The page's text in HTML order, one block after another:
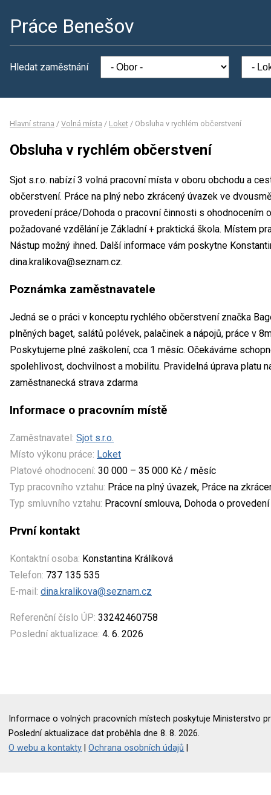
Práce Benešov
Hledat zaměstnání
Hlavní strana / Volná místa / Loket / Obsluha v rychlém občerstvení
Obsluha v rychlém občerstvení
Sjot s.r.o. nabízí 3 volná pracovní místa v oboru obchodu a
občerstvení. Práce na plný nebo zkrácený úvazek ve
provedení práce/Dohoda o pracovní činnosti s ohodnocením
požadované vzdělání je Základní + praktická škola. Místem
Nástup možný ihned. Další informace vám poskytne
dina.kralikova@seznam.cz.
Poznámka zaměstnavatele
Jedná se o práci v konceptu rychlého občerstvení značka
plněných baget, salátů polévek, palačinek a nápojů, práce v
Poskytujeme plné zaškolení, cca 1 měsíc. Očekáváme
spolehlivost, dochvilnost a mobilitu. Pravidelná úprava platu
zaměstnanecká strava zdarma
Informace o pracovním místě
Zaměstnavatel: Sjot s.r.o.
Místo výkonu práce: Loket
Platové ohodnocení: 30 000 – 35 000 Kč / měsíc
Typ pracovního vztahu: Práce na plný úvazek, Práce na
Typ smluvního vztahu: Pracovní smlouva, Dohoda o
První kontakt
Kontaktní osoba: Konstantina Králíková
Telefon: 737 135 535
E-mail: dina.kralikova@seznam.cz
Referenční číslo ÚP: 33242460758
Poslední aktualizace: 4. 6. 2026
Informace o volných pracovních místech poskytuje Ministerstvo
Poslední aktualizace dat proběhla dne 8. 8. 2026.
O webu a kontakty |Ochrana osobních údajů